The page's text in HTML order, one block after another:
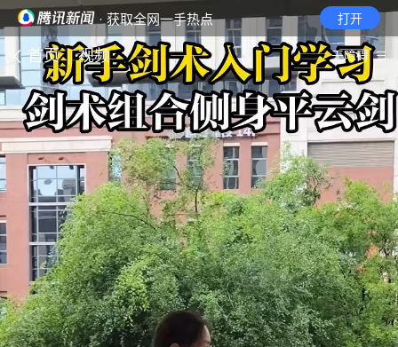
· 获取全网一手热点 打开
首页 视频 无障碍